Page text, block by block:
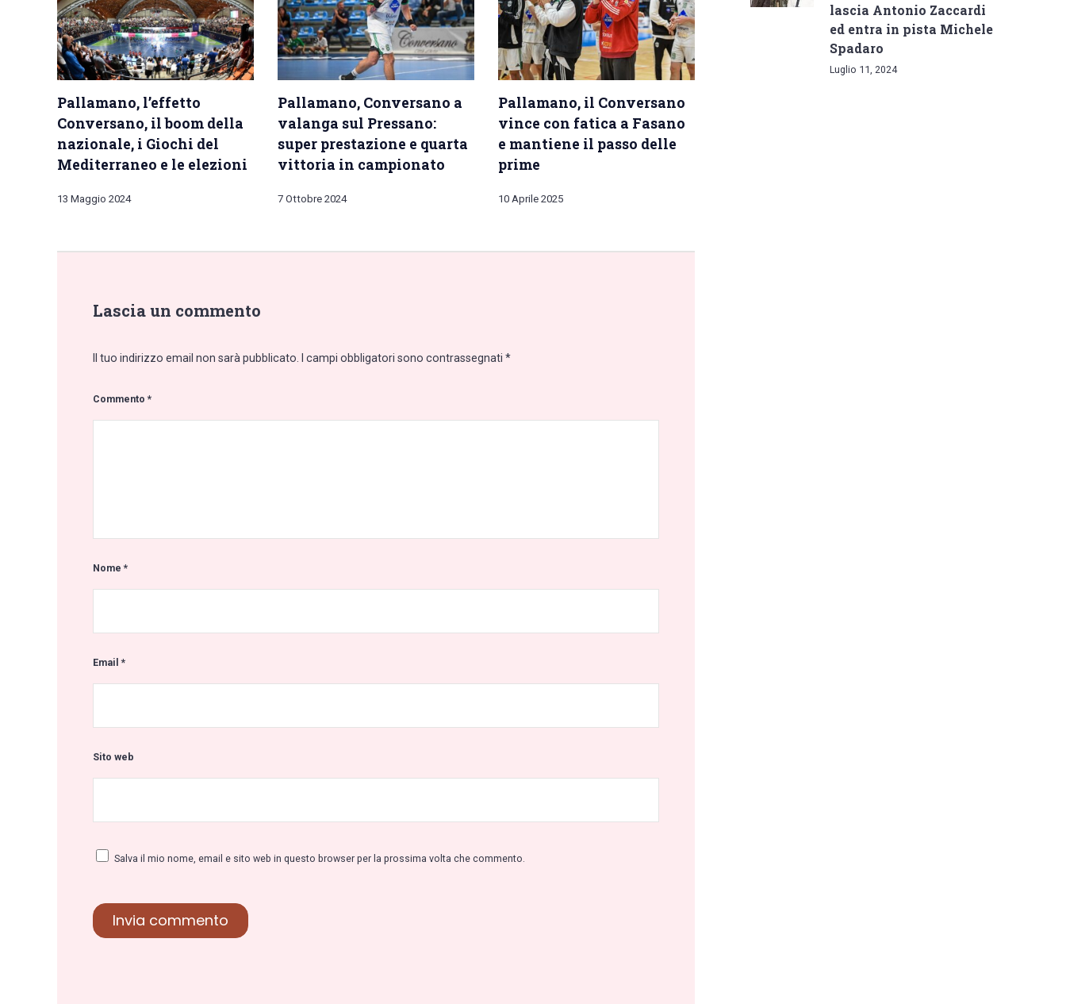
Pallamano, l’effetto
Conversano, il boom della
nazionale, i Giochi del
Mediterraneo e le elezioni
13 Maggio 2024
Pallamano, Conversano a
valanga sul Pressano:
super prestazione e quarta
vittoria in campionato
7 Ottobre 2024
Pallamano, il Conversano
vince con fatica a Fasano
e mantiene il passo delle
prime
10 Aprile 2025
Lascia un commento
Il tuo indirizzo email non sarà pubblicato. I campi obbligatori sono contrassegnati *
Commento*
Nome*
Email*
Sito web
Salva il mio nome, email e sito web in questo browser per la prossima volta che commento.
lascia Antonio Zaccardi
ed entra in pista Michele
Spadaro
Luglio 11, 2024